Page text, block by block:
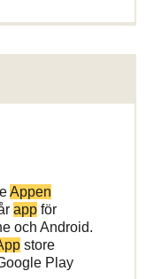
Appen
app för
och Android.
store
Play